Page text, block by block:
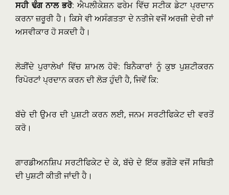
ਸਹੀ ਢੰਗ ਨਾਲ ਭਰੋ: ਐਪਲੀਕੇਸ਼ਨ ਫਰੇਮ ਵਿੱਚ ਸਟੀਕ ਡੇਟਾ ਪ੍ਰਦਾਨ
ਕਰਨਾ ਜ਼ਰੂਰੀ ਹੈ। ਕਿਸੇ ਵੀ ਅਸੰਗਤਤਾ ਦੇ ਨਤੀਜੇ ਵਜੋਂ ਅਰਜ਼ੀ ਦੇਰੀ ਜਾਂ
ਅਸਵੀਕਾਰ ਹੋ ਸਕਦੀ ਹੈ।
ਲੋੜੀਂਦੇ ਪੁਰਾਲੇਖਾਂ ਵਿੱਚ ਸ਼ਾਮਲ ਹੋਵੋ: ਬਿਨੈਕਾਰਾਂ ਨੂੰ ਕੁਝ ਪੁਸ਼ਟੀਕਰਨ
ਰਿਪੋਰਟਾਂ ਪ੍ਰਦਾਨ ਕਰਨ ਦੀ ਲੋੜ ਹੁੰਦੀ ਹੈ, ਜਿਵੇਂ ਕਿ:
ਬੱਚੇ ਦੀ ਉਮਰ ਦੀ ਪੁਸ਼ਟੀ ਕਰਨ ਲਈ, ਜਨਮ ਸਰਟੀਫਿਕੇਟ ਦੀ ਵਰਤੋਂ
ਕਰੋ।
ਗਾਰਡੀਅਨਸ਼ਿਪ ਸਰਟੀਫਿਕੇਟ ਦੇ ਕੇ, ਬੱਚੇ ਦੇ ਇੱਕ ਭਗੌੜੇ ਵਜੋਂ ਸਥਿਤੀ
ਦੀ ਪੁਸ਼ਟੀ ਕੀਤੀ ਜਾਂਦੀ ਹੈ।